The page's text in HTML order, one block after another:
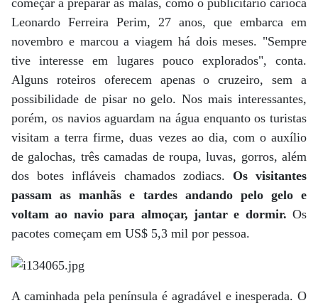
começar a preparar as malas, como o publicitário carioca
Leonardo Ferreira Perim, 27 anos, que embarca em
novembro e marcou a viagem há dois meses. "Sempre
tive interesse em lugares pouco explorados", conta.
Alguns roteiros oferecem apenas o cruzeiro, sem a
possibilidade de pisar no gelo. Nos mais interessantes,
porém, os navios aguardam na água enquanto os turistas
visitam a terra firme, duas vezes ao dia, com o auxílio
de galochas, três camadas de roupa, luvas, gorros, além
dos botes infláveis chamados zodiacs. Os visitantes
passam as manhãs e tardes andando pelo gelo e
voltam ao navio para almoçar, jantar e dormir. Os
pacotes começam em US$ 5,3 mil por pessoa.
A caminhada pela península é agradável e inesperada. O